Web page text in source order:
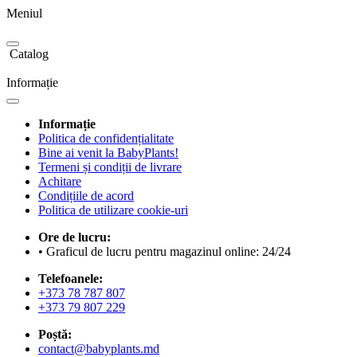
Meniul
Catalog
Informație
Informație
Politica de confidențialitate
Bine ai venit la BabyPlants!
Termeni și condiții de livrare
Achitare
Condițiile de acord
Politica de utilizare cookie-uri
Ore de lucru:
• Graficul de lucru pentru magazinul online: 24/24
Telefoanele:
+373 78 787 807
+373 79 807 229
Poștă:
contact@babyplants.md